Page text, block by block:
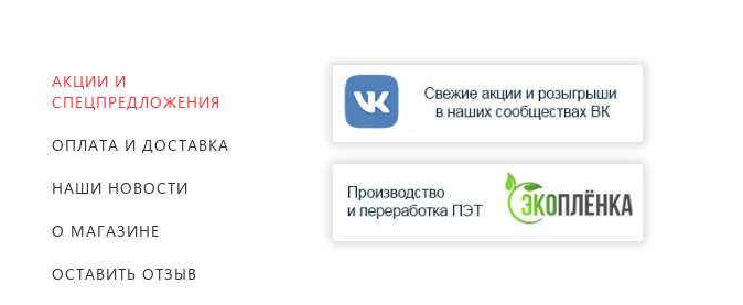
АКЦИИ И
СПЕЦПРЕДЛОЖЕНИЯ
ОПЛАТА И ДОСТАВКА
НАШИ НОВОСТИ
О МАГАЗИНЕ
ОСТАВИТЬ ОТЗЫВ